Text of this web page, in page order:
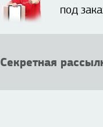
под
Секретная